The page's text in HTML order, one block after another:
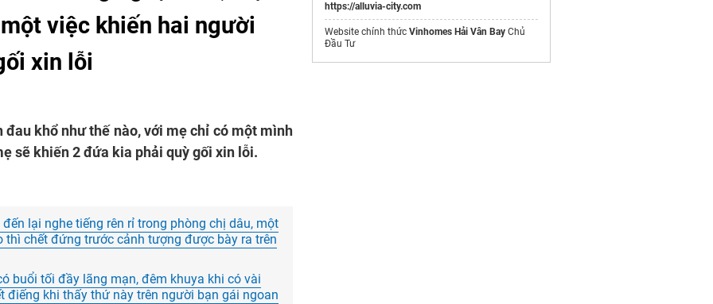
việc khiến hai người
xin lỗi
khổ như thế nào, với mẹ chỉ có một mình
sẽ khiến 2 đứa kia phải quỳ gối xin lỗi.
lại nghe tiếng rên rỉ trong phòng chị dâu, một
chết đứng trước cảnh tượng được bày ra trên
buổi tối đầy lãng mạn, đêm khuya khi có vài
điếng khi thấy thứ này trên người bạn gái ngoan
https://alluvia-city.com
Website chính thức Vinhomes Hải Vân Bay Chủ
Đầu Tư